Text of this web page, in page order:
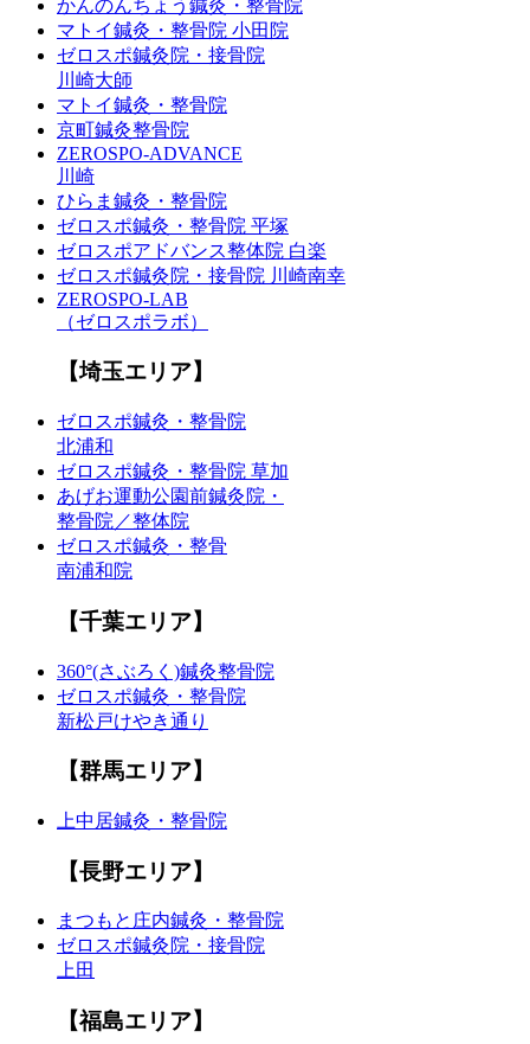
かんのんちょう鍼灸・整骨院
マトイ鍼灸・整骨院 小田院
ゼロスポ鍼灸院・接骨院
川崎大師
マトイ鍼灸・整骨院
京町鍼灸整骨院
ZEROSPO-ADVANCE
川崎
ひらま鍼灸・整骨院
ゼロスポ鍼灸・整骨院 平塚
ゼロスポアドバンス整体院 白楽
ゼロスポ鍼灸院・接骨院 川崎南幸
ZEROSPO-LAB
（ゼロスポラボ）
【埼玉エリア】
ゼロスポ鍼灸・整骨院
北浦和
ゼロスポ鍼灸・整骨院 草加
あげお運動公園前鍼灸院・
整骨院／整体院
ゼロスポ鍼灸・整骨
南浦和院
【千葉エリア】
360°(さぶろく)鍼灸整骨院
ゼロスポ鍼灸・整骨院
新松戸けやき通り
【群馬エリア】
上中居鍼灸・整骨院
【長野エリア】
まつもと庄内鍼灸・整骨院
ゼロスポ鍼灸院・接骨院
上田
【福島エリア】